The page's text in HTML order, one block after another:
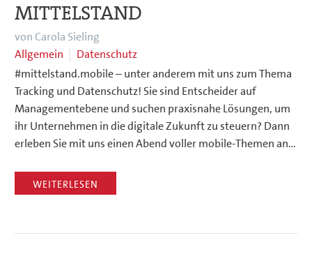
MITTELSTAND
von Carola Sieling
Allgemein
Datenschutz
#mittelstand.mobile – unter anderem mit uns zum Thema
Tracking und Datenschutz! Sie sind Entscheider auf
Managementebene und suchen praxisnahe Lösungen, um
ihr Unternehmen in die digitale Zukunft zu steuern? Dann
erleben Sie mit uns einen Abend voller mobile-Themen an…
WEITERLESEN